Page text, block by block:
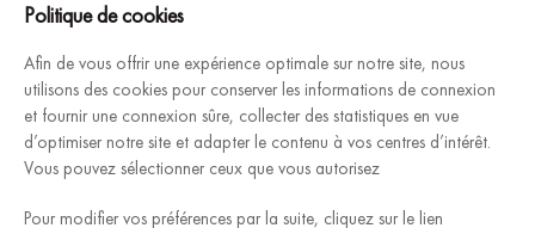
Politique de cookies
Afin de vous offrir une expérience optimale sur notre site, nous
utilisons des cookies pour conserver les informations de connexion
et fournir une connexion sûre, collecter des statistiques en vue
d’optimiser notre site et adapter le contenu à vos centres d’intérêt.
Vous pouvez sélectionner ceux que vous autorisez
Pour modifier vos préférences par la suite, cliquez sur le lien
Notre plateforme vous permet d'adapter et de gérer vos
Architecture Intérieure du Vin, fabricant Français de caves à
vins modulables et personnalisables, vous accompagne pour
concevoir & installer votre cave rêvée.
Découvrez